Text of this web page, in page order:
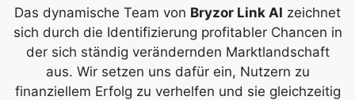
Das dynamische Team von Bryzor Link AI zeichnet
sich durch die Identifizierung profitabler Chancen in
der sich ständig verändernden Marktlandschaft
aus. Wir setzen uns dafür ein, Nutzern zu
finanziellem Erfolg zu verhelfen und sie gleichzeitig